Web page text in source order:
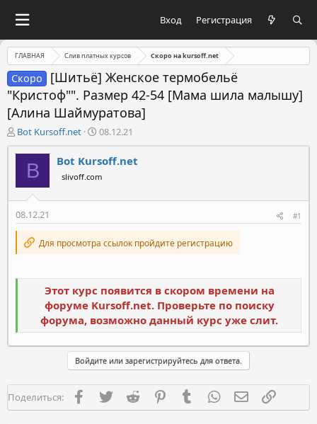
Вход Регистрация
ГЛАВНАЯ Слив платных курсов Скоро на kursoff.net
Скоро
[Шитьё] Женское термобельё
"Кристоф"". Размер 42-54 [Мама шила малышу]
[Алина Шаймуратова]
А
в
т
м
ы
Bot Kursoff.net
Д
а
т
а
н
а
а
08.12.21
B Bot Kursoff.net
slivoff.com
08.12.21 #1
Для просмотра ссылок пройдите регистрацию
Этот курс появится в скором времени на
форуме Kursoff.net. Проверьте по поиску
форума, возможно данный курс уже слит.
Войдите или зарегистрируйтесь для ответа.
Поделиться: FacebookTwitter Reddit PinterestTumblr WhatsAppЭлектронная